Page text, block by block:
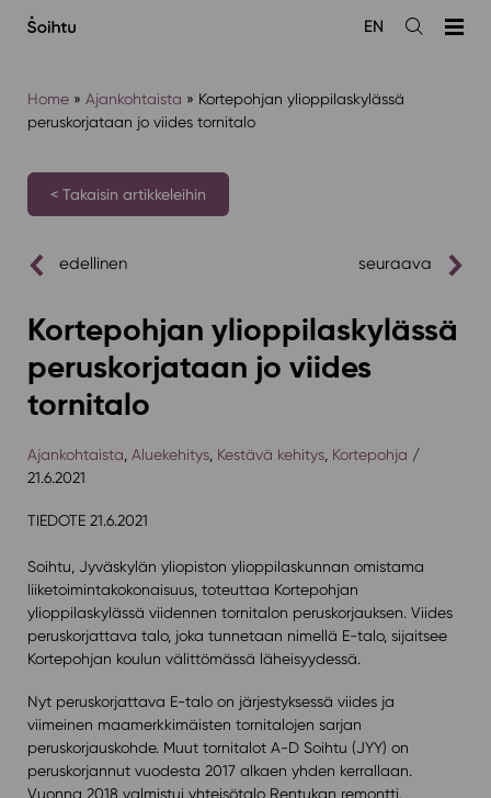
sisältöön
Avaa
EN
Home» Ajankohtaista » Kortepohjan ylioppilaskylässä
peruskorjataan jo viides tornitalo
< Takaisin artikkeleihin
edellinen seuraava
Kortepohjan ylioppilaskylässä
peruskorjataan jo viides
tornitalo
Ajankohtaista Aluekehitys, Kestävä kehitys, Kortepohja /
21.6.2021
TIEDOTE 21.6.2021
Soihtu, Jyväskylän yliopiston ylioppilaskunnan omistama
liiketoimintakokonaisuus, toteuttaa Kortepohjan
ylioppilaskylässä viidennen tornitalon peruskorjauksen. Viides
peruskorjattava talo, joka tunnetaan nimellä E-talo, sijaitsee
Kortepohjan koulun välittömässä läheisyydessä.
Nyt peruskorjattava E-talo on järjestyksessä viides ja
viimeinen maamerkkimäisten tornitalojen sarjan
peruskorjauskohde. Muut tornitalot A-D Soihtu (JYY) on
peruskorjannut vuodesta 2017 alkaen yhden kerrallaan.
Vuonna 2018 valmistui yhteisötalo Rentukan remontti.